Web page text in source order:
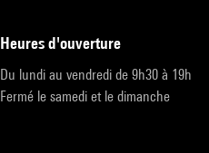
heures d'ouverture
Du lundi au vendredi de 9h30 à 19h
Fermé le samedi et le dimanche